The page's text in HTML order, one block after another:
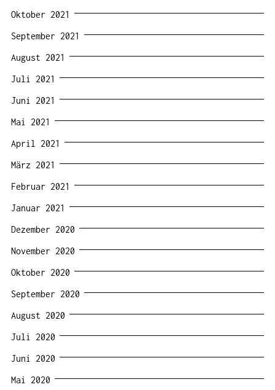
Oktober 2021
September 2021
August 2021
Juli 2021
Juni 2021
Mai 2021
April 2021
März 2021
Februar 2021
Januar 2021
Dezember 2020
November 2020
Oktober 2020
September 2020
August 2020
Juli 2020
Juni 2020
Mai 2020